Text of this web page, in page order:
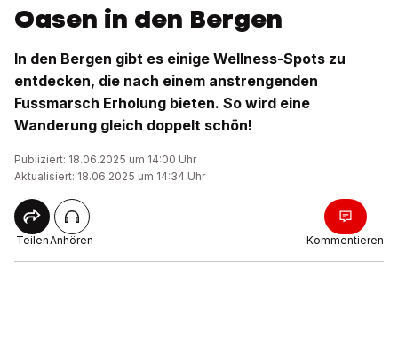
Oasen in den Bergen
In den Bergen gibt es einige Wellness-Spots zu
entdecken, die nach einem anstrengenden
Fussmarsch Erholung bieten. So wird eine
Wanderung gleich doppelt schön!
Publiziert: 18.06.2025 um 14:00 Uhr
Aktualisiert: 18.06.2025 um 14:34 Uhr
TeilenAnhören Kommentieren